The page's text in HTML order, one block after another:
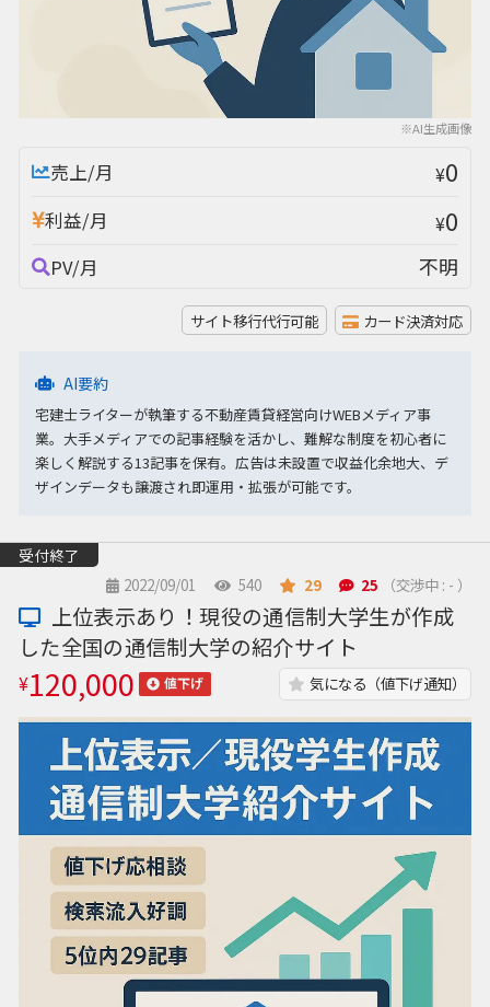
※AI生成画像
売上/月 ¥0
利益/月 ¥0
PV/月 不明
サイト移行代行可能 カード決済対応
AI要約
宅建士ライターが執筆する不動産賃貸経営向けWEBメディア事
業。大手メディアでの記事経験を活かし、難解な制度を初心者に
楽しく解説する13記事を保有。広告は未設置で収益化余地大、デ
ザインデータも譲渡され即運用・拡張が可能です。
受付終了
2022/09/01
540 29 25 （交渉中 : - ）
上位表示あり！現役の通信制大学生が作成
した全国の通信制大学の紹介サイト
¥120,000 値下げ 気になる（値下げ通知）